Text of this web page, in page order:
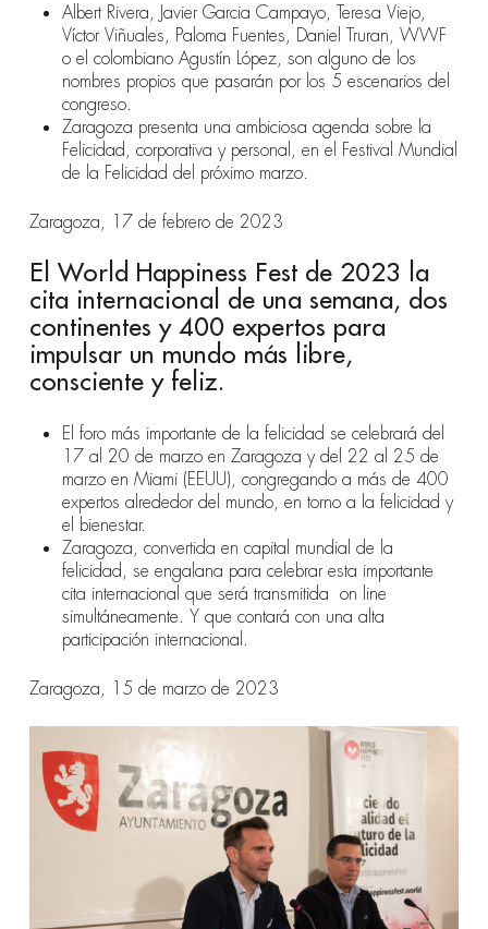
Albert Rivera, Javier Garcia Campayo, Teresa Viejo,
Víctor Viñuales, Paloma Fuentes, Daniel Truran, WWF
o el colombiano Agustín López, son alguno de los
nombres propios que pasarán por los 5 escenarios del
congreso.
Zaragoza presenta una ambiciosa agenda sobre la
Felicidad, corporativa y personal, en el Festival Mundial
de la Felicidad del próximo marzo.
Zaragoza, 17 de febrero de 2023
El World Happiness Fest de 2023 la
cita internacional de una semana, dos
continentes y 400 expertos para
impulsar un mundo más libre,
consciente y feliz.
El foro más importante de la felicidad se celebrará del
17 al 20 de marzo en Zaragoza y del 22 al 25 de
marzo en Miami (EEUU), congregando a más de 400
expertos alrededor del mundo, en torno a la felicidad y
el bienestar.
Zaragoza, convertida en capital mundial de la
felicidad, se engalana para celebrar esta importante
cita internacional que será transmitida on line
simultáneamente. Y que contará con una alta
participación internacional.
Zaragoza, 15 de marzo de 2023